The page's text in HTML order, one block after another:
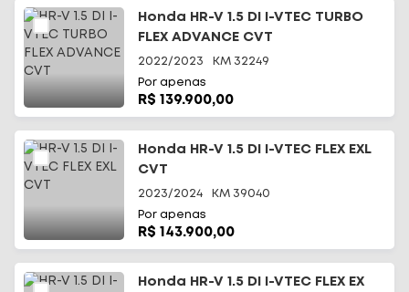
Honda HR-V 1.5 DI I-VTEC TURBO
FLEX ADVANCE CVT
2022/2023 KM 32249
Por apenas
R$ 139.900,00
Honda HR-V 1.5 DI I-VTEC FLEX EXL
CVT
2023/2024 KM 39040
Por apenas
R$ 143.900,00
Honda HR-V 1.5 DI I-VTEC FLEX EX